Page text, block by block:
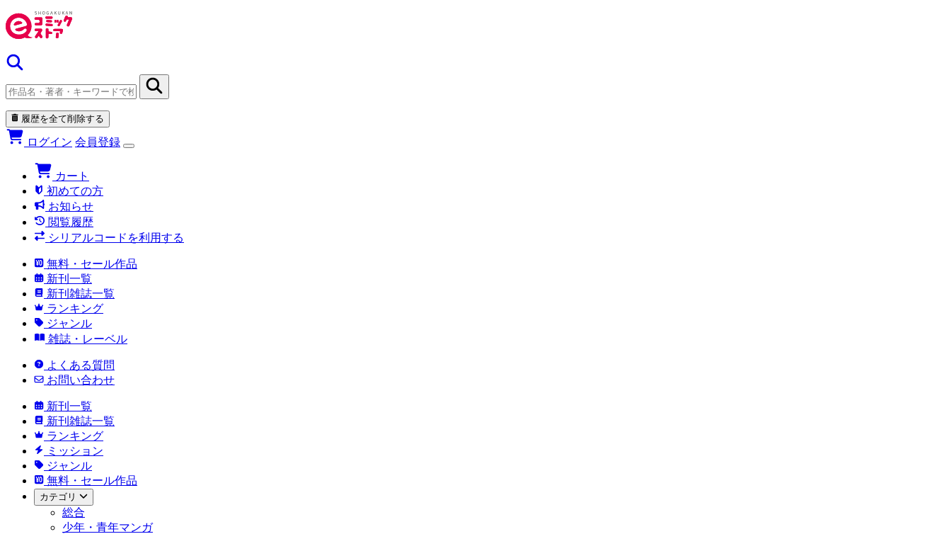
履歴を全て削除する
ログイン 会員登録
カート
初めての方
お知らせ
閲覧履歴
シリアルコードを利用する
無料・セール作品
新刊一覧
新刊雑誌一覧
ランキング
ジャンル
雑誌・レーベル
よくある質問
お問い合わせ
新刊一覧
新刊雑誌一覧
ランキング
ミッション
ジャンル
無料・セール作品
カテゴリ
総合
少年・青年マンガ